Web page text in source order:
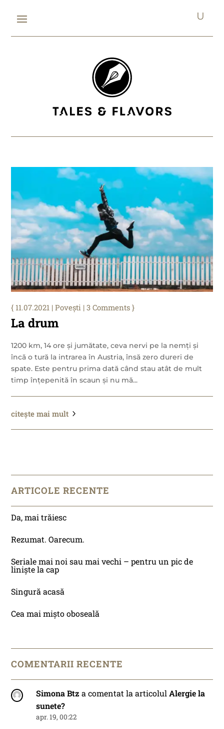
La drum
11.07.2021 |Povești | 3 Comments
1200 km, 14 ore și jumătate, ceva nervi pe la nemți și
încă o tură la intrarea în Austria, însă zero dureri de
spate. Este pentru prima dată când stau atât de mult
timp înțepenită în scaun și nu mă...
citește mai mult
ARTICOLE RECENTE
Da, mai trăiesc
Rezumat. Oarecum.
Seriale mai noi sau mai vechi – pentru un pic de
liniște la cap
Singură acasă
Cea mai mișto oboseală
COMENTARII RECENTE
Simona Btz a comentat la articolulAlergie la
sunete?
apr. 19, 00:22